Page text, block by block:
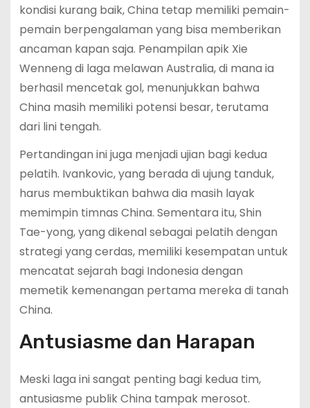
kondisi kurang baik, China tetap memiliki pemain-
pemain berpengalaman yang bisa memberikan
ancaman kapan saja. Penampilan apik Xie
Wenneng di laga melawan Australia, di mana ia
berhasil mencetak gol, menunjukkan bahwa
China masih memiliki potensi besar, terutama
dari lini tengah.
Pertandingan ini juga menjadi ujian bagi kedua
pelatih. Ivankovic, yang berada di ujung tanduk,
harus membuktikan bahwa dia masih layak
memimpin timnas China. Sementara itu, Shin
Tae-yong, yang dikenal sebagai pelatih dengan
strategi yang cerdas, memiliki kesempatan untuk
mencatat sejarah bagi Indonesia dengan
memetik kemenangan pertama mereka di tanah
China.
Antusiasme dan Harapan
Meski laga ini sangat penting bagi kedua tim,
antusiasme publik China tampak merosot.